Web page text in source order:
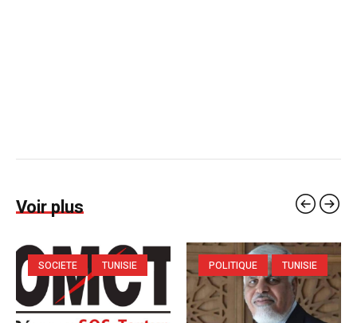
Voir plus
SOCIETE TUNISIE POLITIQUE TUNISIE